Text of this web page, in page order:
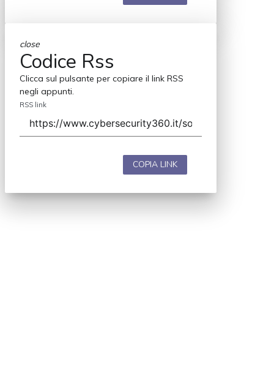
close
Codice Rss
Clicca sul pulsante per copiare il link RSS
negli appunti.
RSS link
COPIA LINK